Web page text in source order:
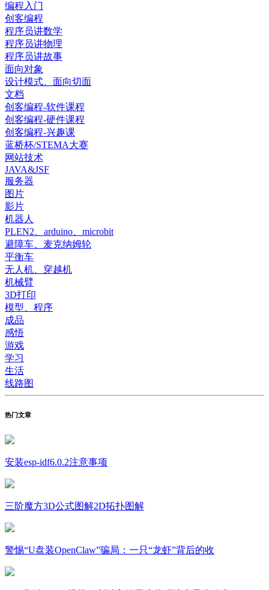
编程入门
创客编程
程序员讲数学
程序员讲物理
程序员讲故事
面向对象
设计模式、面向切面
文档
创客编程-软件课程
创客编程-硬件课程
创客编程-兴趣课
蓝桥杯/STEMA大赛
网站技术
JAVA&JSF
服务器
图片
影片
机器人
PLEN2、arduino、microbit
避障车、麦克纳姆轮
平衡车
无人机、穿越机
机械臂
3D打印
模型、程序
成品
感悟
游戏
学习
生活
线路图
热门文章
安装esp-idf6.0.2注意事项
三阶魔方3D公式图解2D拓扑图解
警惕“U盘装OpenClaw”骗局：一只“龙虾”背后的收